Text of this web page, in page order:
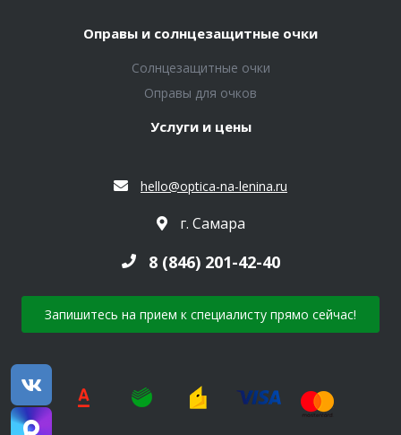
Оправы и солнцезащитные очки
Солнцезащитные очки
Оправы для очков
Услуги и цены
hello@optica-na-lenina.ru
г. Самара
8 (846) 201-42-40
Запишитесь на прием к специалисту прямо сейчас!